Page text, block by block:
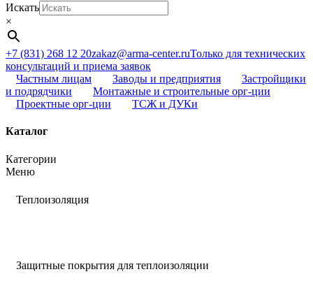
Искать
×
+7 (831) 268 12 20zakaz@arma-center.ruТолько для технических
консультаций и приема заявок
Частным лицам
Заводы и предприятия
Застройщики
и подрядчики
Монтажные и строительные орг-ции
Проектные орг-ции
ТСЖ и ДУКи
Каталог
Категории
Меню
Теплоизоляция
Защитные покрытия для теплоизоляции